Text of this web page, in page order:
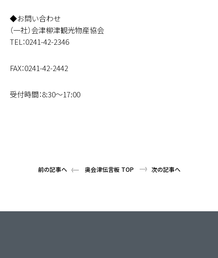
◆お問い合わせ
（一社）会津柳津観光物産協会
TEL：0241-42-2346
FAX：0241-42-2442
受付時間：8:30〜17:00
前の記事へ 奥会津伝言板 TOP 次の記事へ